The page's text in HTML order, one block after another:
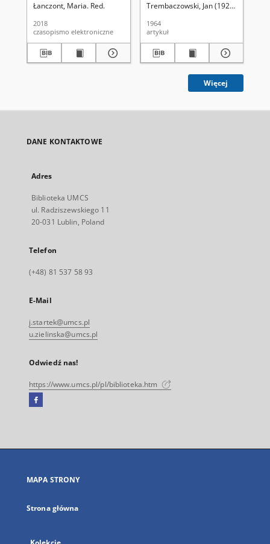
Petrographia Vol. 73
Łanczont, Maria. Red.
2018
czasopismo elektroniczne
Trembaczowski, Jan (1920-1998).
1964
artykuł
Więcej
DANE KONTAKTOWE
Adres
Biblioteka UMCS
ul. Radziszewskiego 11
20-031 Lublin, Poland
Telefon
(+48) 81 537 58 93
E-Mail
j.startek@umcs.pl
u.zielinska@umcs.pl
Odwiedź nas!
https://www.umcs.pl/pl/biblioteka.htm
Facebook
się
karcie
MAPA STRONY
Strona główna